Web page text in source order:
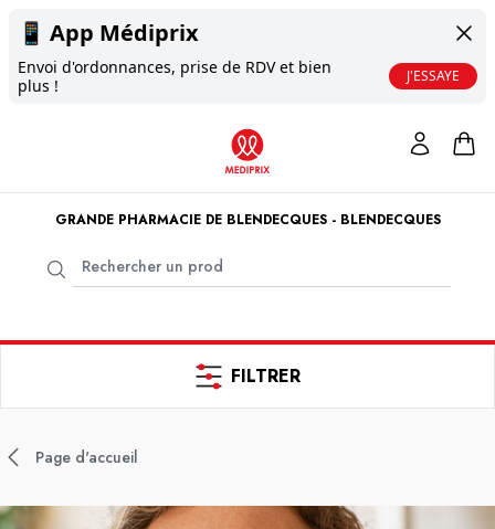
📱 App Médiprix
Envoi d'ordonnances, prise de RDV et bien
plus !
J'ESSAYE
GRANDE PHARMACIE DE BLENDECQUES - BLENDECQUES
FILTRER
Page d'accueil